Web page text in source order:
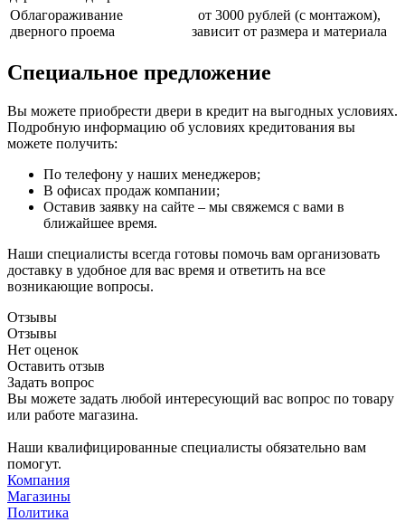
Облагораживание
дверного проема
от 3000 рублей (с монтажом),
зависит от размера и материала
Специальное предложение
Вы можете приобрести двери в кредит на выгодных условиях.
Подробную информацию об условиях кредитования вы
можете получить:
По телефону у наших менеджеров;
В офисах продаж компании;
Оставив заявку на сайте – мы свяжемся с вами в
ближайшее время.
Наши специалисты всегда готовы помочь вам организовать
доставку в удобное для вас время и ответить на все
возникающие вопросы.
Отзывы
Отзывы
Нет оценок
Оставить отзыв
Задать вопрос
Вы можете задать любой интересующий вас вопрос по товару
или работе магазина.
Наши квалифицированные специалисты обязательно вам
помогут.
Компания
Магазины
Политика